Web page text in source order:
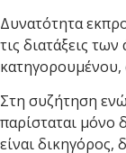
Δυνατότητα
τις διατάξεις
Στη συζήτηση
παρίσταται μόνο
είναι δικηγόρος,